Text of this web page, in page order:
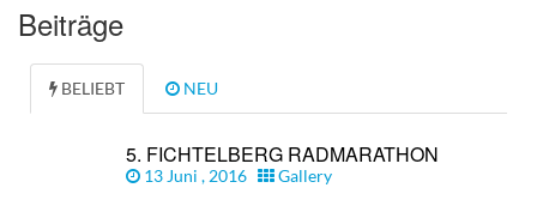
Beiträge
BELIEBT NEU
5. FICHTELBERG RADMARATHON
13 Juni , 2016 Gallery